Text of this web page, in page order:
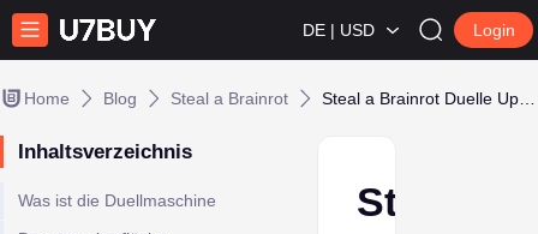
DE | USD Login
Home Blog Steal a Brainrot
Inhaltsverzeichnis
Was ist die Duellmaschine
Steal